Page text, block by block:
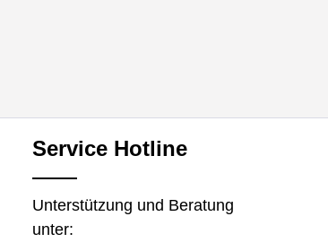
Service Hotline
Unterstützung und Beratung
unter: